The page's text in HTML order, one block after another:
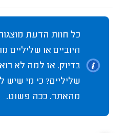
כל חוות הדעת
חיוביים או שליליים
בדיוק. אז למה לא
שליליים? כי מי שיש
מהאתר. ככה פשוט.